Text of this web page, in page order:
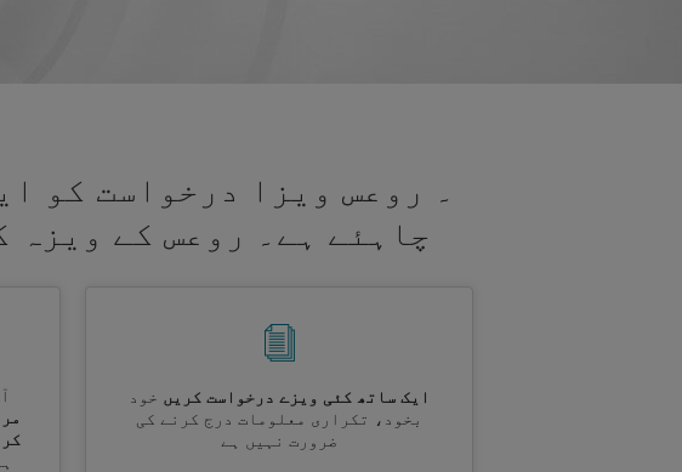
۔ روعس ویزا درخواست کو
چاہئے ہے۔ روعس کے ویزہ
ایک ساتھ کئی ویزے درخواست کریں خود
بخود، تکراری معلومات درج کرنے کی
ضرورت نہیں ہے